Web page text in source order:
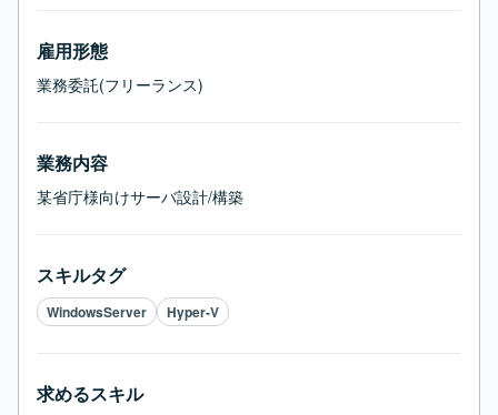
雇用形態
業務委託(フリーランス)
業務内容
某省庁様向けサーバ設計/構築
スキルタグ
WindowsServer Hyper-V
求めるスキル